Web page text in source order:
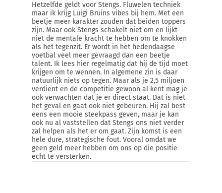
Hetzelfde geldt voor Stengs. Fluwelen techniek
maar ik krijg Luigi Bruins vibes bij hem. Met een
beetje meer karakter zouden dat beiden toppers
zijn. Maar ook Stengs schakelt niet om en lijkt
niet de mentale kracht te hebben om te knokken
als het tegenzit. Er wordt in het hedendaagse
voetbal veel meer gevraagd dan een beetje
talent. Ik lees hier regelmatig dat hij de tijd moet
krijgen om te wennen. In algemene zin is daar
natuurlijk niets op tegen. Maar als je 2,5 miljoen
verdient en de competitie gewoon al kent mag je
ook verwachten dat je er direct staat. Dat is niet
het geval en gaat ook niet gebeuren. Hij zal best
eens een mooie steekpass geven, maar je kan
ook nu al vaststellen dat Stengs ons niet verder
zal helpen als het er om gaat. Zijn komst is een
hele dure, strategische fout. Vooral omdat we
geen geld meer hebben om ons op die positie
echt te versterken.